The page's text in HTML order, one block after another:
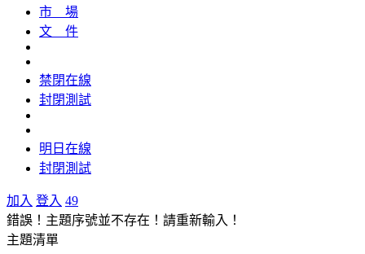
市 場
文 件
禁閉在線
封閉測試
明日在線
封閉測試
加入 登入 49
錯誤！主題序號並不存在！請重新輸入！
主題清單